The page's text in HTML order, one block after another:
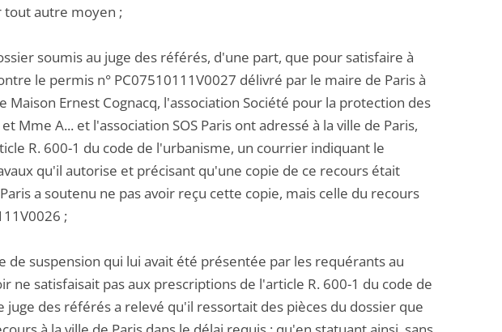
autre moyen ;
soumis au juge des référés, d'une part, que pour satisfaire à
le permis n° PC07510111V0027 délivré par le maire de Paris à
Maison Ernest Cognacq, l'association Société pour la protection des
Mme A... et l'association SOS Paris ont adressé à la ville de Paris,
R. 600-1 du code de l'urbanisme, un courrier indiquant le
qu'il autorise et précisant qu'une copie de ce recours était
a soutenu ne pas avoir reçu cette copie, mais celle du recours
;
suspension qui lui avait été présentée par les requérants au
ne satisfaisait pas aux prescriptions de l'article R. 600-1 du code de
des référés a relevé qu'il ressortait des pièces du dossier que